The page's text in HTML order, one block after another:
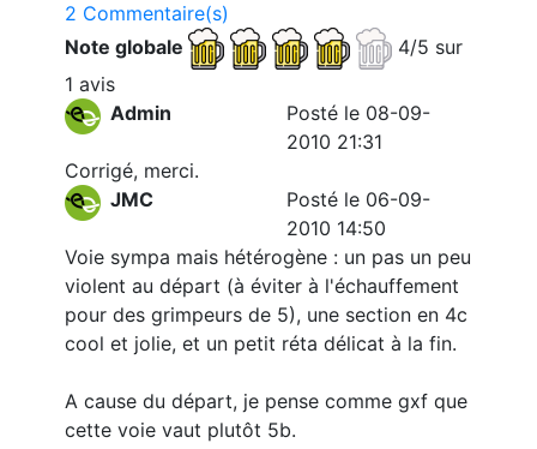
2 Commentaire(s)
Note globale
4/5 sur
1 avis
Admin
Posté le 08-09-
2010 21:31
Corrigé, merci.
JMC
Posté le 06-09-
2010 14:50
Voie sympa mais hétérogène : un pas un peu
violent au départ (à éviter à l'échauffement
pour des grimpeurs de 5), une section en 4c
cool et jolie, et un petit réta délicat à la fin.
A cause du départ, je pense comme gxf que
cette voie vaut plutôt 5b.